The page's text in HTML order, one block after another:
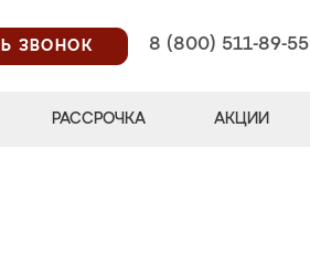
ЗВОНОК
8 (800) 511-89-55
РАССРОЧКА АКЦИИ